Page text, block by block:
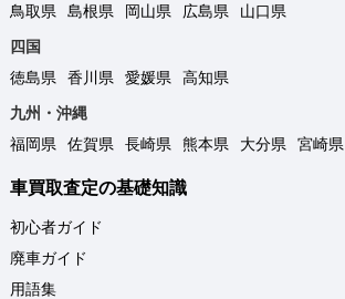
鳥取県
島根県 岡山県 広島県
山口県
四国
徳島県
香川県 愛媛県
高知県
九州・沖縄
福岡県
佐賀県 長崎県 熊本県 大分県 宮崎県
車買取査定の基礎知識
初心者ガイド
廃車ガイド
用語集